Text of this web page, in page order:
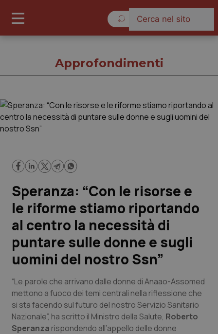
Governo e Parlamento
Regioni e Asl
Lavoro e Professioni
Scienza e Farmaci
Studi e Analisi
Lettere al direttore
Edizioni Regionali
Approfondimenti
Speranza: “Con le risorse e
le riforme stiamo riportando
al centro la necessità di
puntare sulle donne e sugli
uomini del nostro Ssn”
“Le parole che arrivano dalle donne di Anaao-Assomed
mettono a fuoco dei temi centrali nella riflessione che
si sta facendo sul futuro del nostro Servizio Sanitario
Nazionale”, ha scritto il Ministro della Salute, Roberto
Speranza rispondendo all’appello delle donne